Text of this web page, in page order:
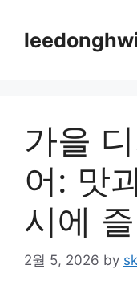
content
가을
어: 맛
시에
2월 5, 2026 by